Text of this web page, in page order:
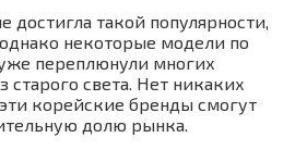
достигла такой популярности,
некоторые модели по
переплюнули многих
старого света. Нет никаких
корейские бренды смогут
долю рынка.